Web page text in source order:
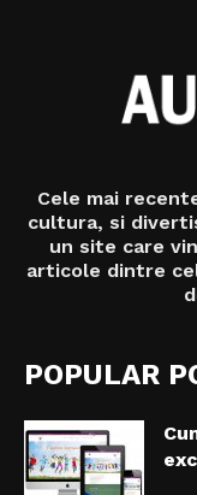
Cele mai
cultura, si
un site care
articole dintre
POPULAR